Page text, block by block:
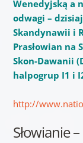
Wenedyjską a
odwagi –
Skandynawii i
Prasłowian na
Skon-Dawanii
halpogrup I1 i
http://
Słowianie